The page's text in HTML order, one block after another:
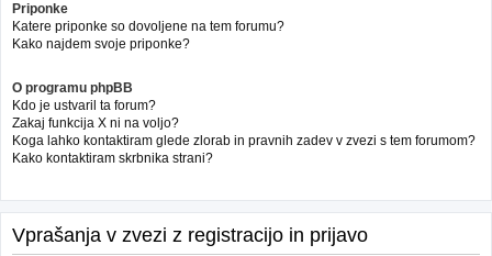
Priponke
Katere priponke so dovoljene na tem forumu?
Kako najdem svoje priponke?
O programu phpBB
Kdo je ustvaril ta forum?
Zakaj funkcija X ni na voljo?
Koga lahko kontaktiram glede zlorab in pravnih zadev v zvezi s tem forumom?
Kako kontaktiram skrbnika strani?
Vprašanja v zvezi z registracijo in prijavo